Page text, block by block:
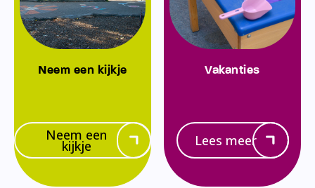
Neem een kijkje
Neem een
kijkje
Vakanties
Lees meer